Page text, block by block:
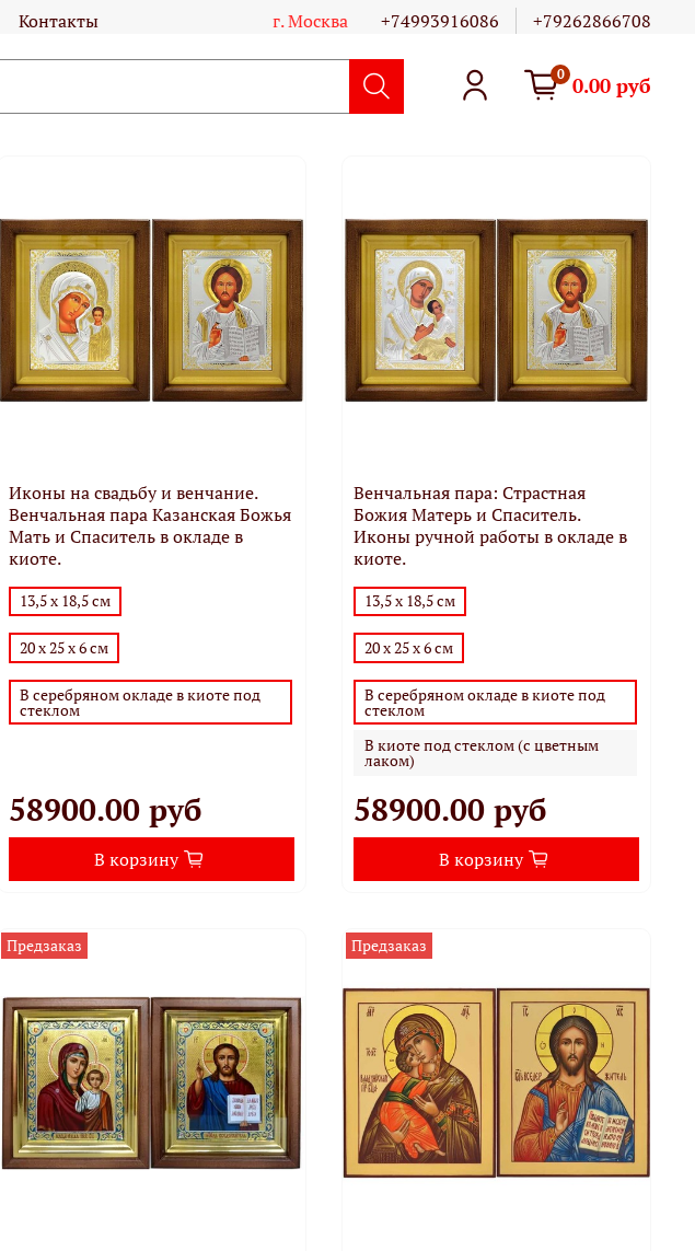
Контакты г. Москва +74993916086 +79262866708
0 0.00 руб
Иконы на свадьбу и венчание.
Венчальная пара Казанская Божья
Мать и Спаситель в окладе в
киоте.
13,5 х 18,5 см
20 х 25 х 6 см
В серебряном окладе в киоте под
стеклом
58900.00 руб
В корзину
Венчальная пара: Страстная
Божия Матерь и Спаситель.
Иконы ручной работы в окладе в
киоте.
13,5 х 18,5 см
20 х 25 х 6 см
В серебряном окладе в киоте под
стеклом
В киоте под стеклом (с цветным
лаком)
58900.00 руб
В корзину
Предзаказ Предзаказ